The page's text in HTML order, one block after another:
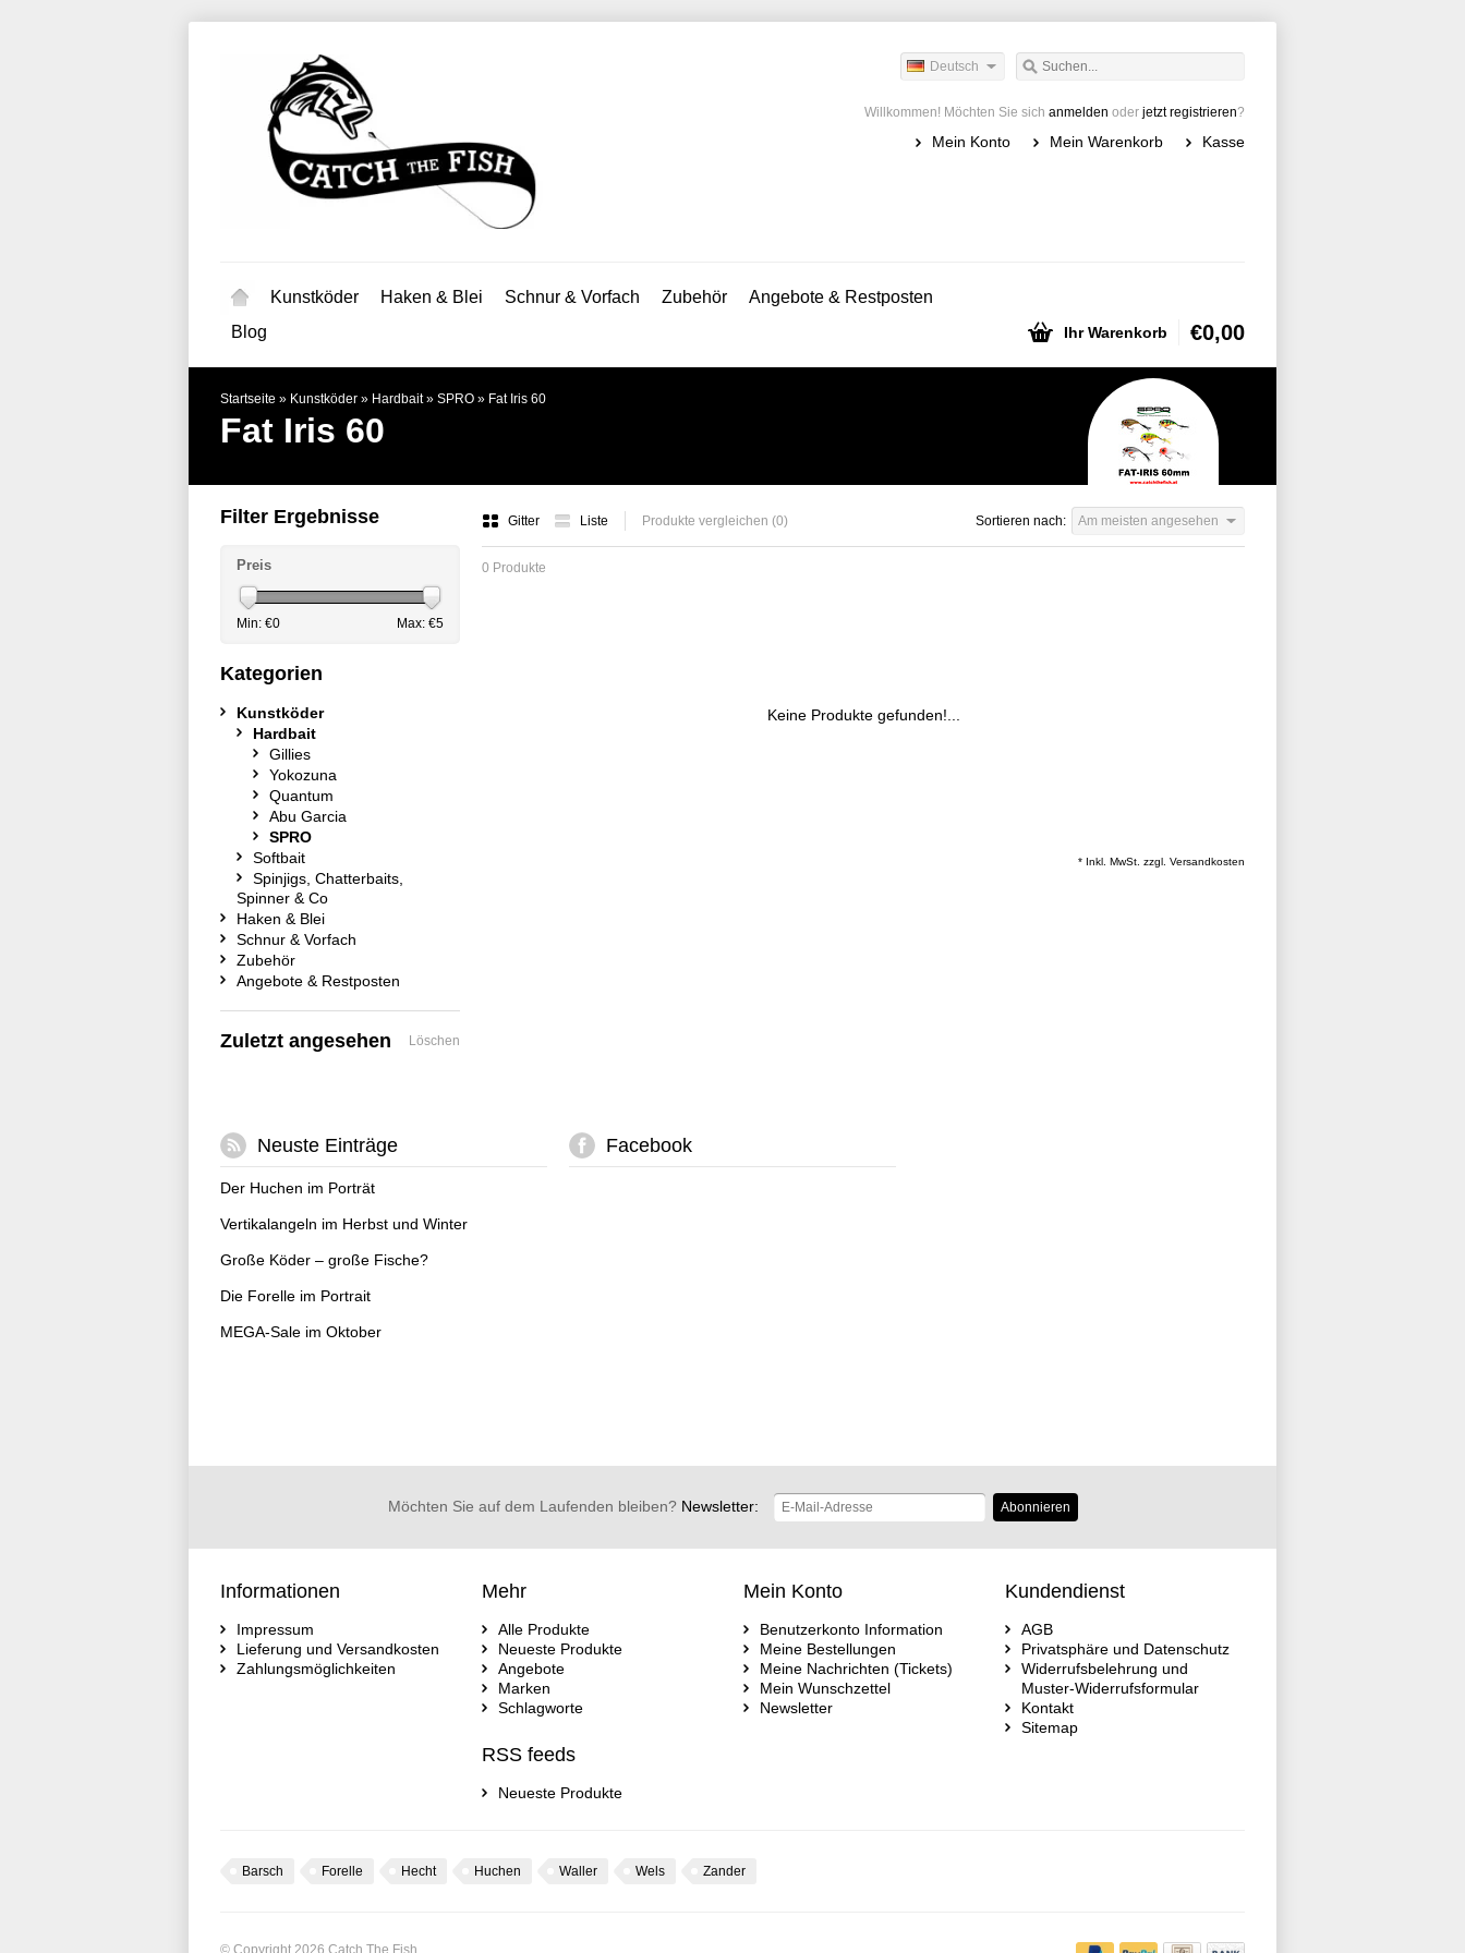
Deutsch
Willkommen! Möchten Sie sich anmelden oder jetzt registrieren?
Mein Konto Mein Warenkorb Kasse
Kunstköder Haken & Blei Schnur & Vorfach Zubehör
Angebote & Restposten
Blog
Ihr Warenkorb €0,00
Startseite » Kunstköder » Hardbait» SPRO » Fat Iris 60
Fat Iris 60
Gitter Liste Produkte vergleichen (0) Sortieren nach: Am meisten angesehen
0 Produkte
Keine Produkte gefunden!...
* Inkl. MwSt. zzgl. Versandkosten
Filter Ergebnisse
Preis
Min: €0 Max: €5
Kategorien
Kunstköder
Hardbait
Gillies
Yokozuna
Quantum
Abu Garcia
SPRO
Softbait
Spinjigs, Chatterbaits,
Spinner & Co
Haken & Blei
Schnur & Vorfach
Zubehör
Angebote & Restposten
Zuletzt angesehen Löschen
Neuste Einträge
Der Huchen im Porträt
Vertikalangeln im Herbst und Winter
Große Köder – große Fische?
Die Forelle im Portrait
MEGA-Sale im Oktober
Facebook
Möchten Sie auf dem Laufenden bleiben?Newsletter: Abonnieren
Informationen
Impressum
Lieferung und Versandkosten
Zahlungsmöglichkeiten
Mehr
Alle Produkte
Neueste Produkte
Angebote
Marken
Schlagworte
RSS feeds
Neueste Produkte
Mein Konto
Benutzerkonto Information
Meine Bestellungen
Meine Nachrichten (Tickets)
Mein Wunschzettel
Newsletter
Kundendienst
AGB
Privatsphäre und Datenschutz
Widerrufsbelehrung und
Muster-Widerrufsformular
Kontakt
Sitemap
Barsch Forelle Hecht Huchen Waller Wels Zander
© Copyright 2026 Catch The Fish